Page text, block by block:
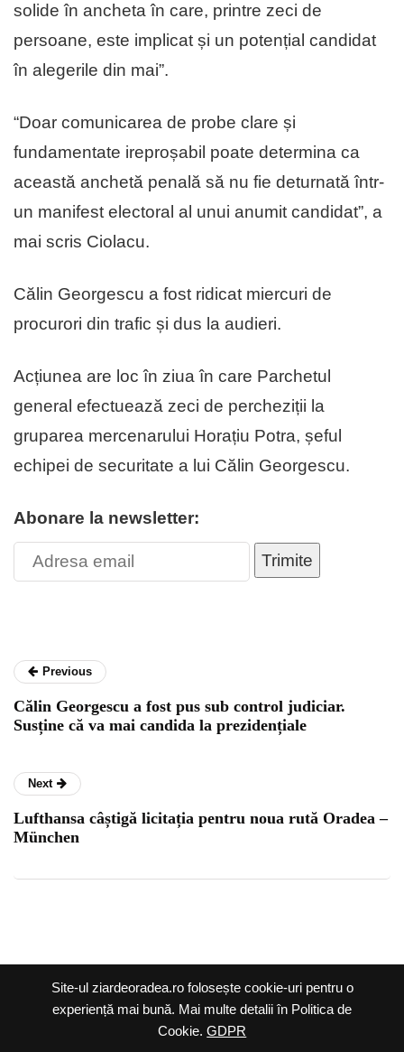
Site-ul ziardeoradea.ro folosește cookie-uri pentru o
experiență mai bună. Mai multe detalii în Politica de
Cookie. GDPR
solide în ancheta în care, printre zeci de
persoane, este implicat și un potențial candidat
în alegerile din mai”.
“Doar comunicarea de probe clare și
fundamentate ireproșabil poate determina ca
această anchetă penală să nu fie deturnată într-
un manifest electoral al unui anumit candidat”, a
mai scris Ciolacu.
Călin Georgescu a fost ridicat miercuri de
procurori din trafic și dus la audieri.
Acțiunea are loc în ziua în care Parchetul
general efectuează zeci de percheziții la
gruparea mercenarului Horațiu Potra, șeful
echipei de securitate a lui Călin Georgescu.
Abonare la newsletter:
Trimite
Previous
Călin Georgescu a fost pus sub control judiciar.
Susține că va mai candida la prezidențiale
Next
Lufthansa câștigă licitația pentru noua rută Oradea –
München
Termeni și condiții |
Politica